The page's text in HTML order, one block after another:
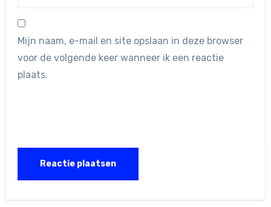
Mijn naam, e-mail en site opslaan in deze browser
voor de volgende keer wanneer ik een reactie
plaats.